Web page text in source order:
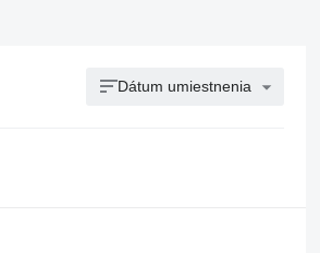
Dátum umiestnenia